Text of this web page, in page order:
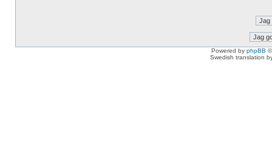
Powered by phpBB
Swedish translation